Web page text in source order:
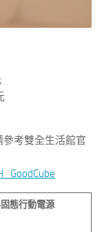
參考雙全生活館官
態行動電源